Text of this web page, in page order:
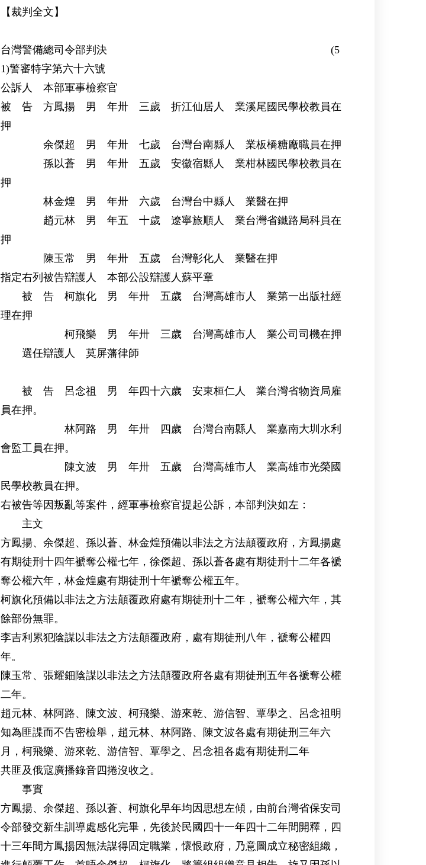
【裁判全文】
台灣警備總司令部判決 (5
1)警審特字第六十六號
公訴人 本部軍事檢察官
被 告 方鳳揚 男 年卅 三歲 折江仙居人 業溪尾國民學校教員在
押
余傑超 男 年卅 七歲 台灣台南縣人 業板橋糖廠職員在押
孫以蒼 男 年卅 五歲 安徽宿縣人 業柑林國民學校教員在
押
林金煌 男 年卅 六歲 台灣台中縣人 業醫在押
趙元林 男 年五 十歲 遼寧旅順人 業台灣省鐵路局科員在
押
陳玉常 男 年卅 五歲 台灣彰化人 業醫在押
指定右列被告辯護人 本部公設辯護人蘇平章
被 告 柯旗化 男 年卅 五歲 台灣高雄市人 業第一出版社經
理在押
柯飛樂 男 年卅 三歲 台灣高雄市人 業公司司機在押
選任辯護人 莫屏藩律師
被 告 呂念祖 男 年四十六歲 安東桓仁人 業台灣省物資局雇
員在押。
林阿路 男 年卅 四歲 台灣台南縣人 業嘉南大圳水利
會監工員在押。
陳文波 男 年卅 五歲 台灣高雄市人 業高雄市光榮國
民學校教員在押。
右被告等因叛亂等案件，經軍事檢察官提起公訴，本部判決如左：
主文
方鳳揚、余傑超、孫以蒼、林金煌預備以非法之方法顛覆政府，方鳳揚處
有期徒刑十四年褫奪公權七年，徐傑超、孫以蒼各處有期徒刑十二年各褫
奪公權六年，林金煌處有期徒刑十年褫奪公權五年。
柯旗化預備以非法之方法顛覆政府處有期徒刑十二年，褫奪公權六年，其
餘部份無罪。
李吉利累犯陰謀以非法之方法顛覆政府，處有期徒刑八年，褫奪公權四
年。
陳玉常、張耀鈿陰謀以非法之方法顛覆政府各處有期徒刑五年各褫奪公權
二年。
趙元林、林阿路、陳文波、柯飛樂、游來乾、游信智、覃學之、呂念祖明
知為匪諜而不告密檢舉，趙元林、林阿路、陳文波各處有期徒刑三年六
月，柯飛樂、游來乾、游信智、覃學之、呂念祖各處有期徒刑二年
共匪及俄寇廣播錄音四捲沒收之。
事實
方鳳揚、余傑超、孫以蒼、柯旗化早年均因思想左傾，由前台灣省保安司
令部發交新生訓導處感化完畢，先後於民國四十一年四十二年間開釋，四
十三年間方鳳揚因無法謀得固定職業，懷恨政府，乃意圖成立秘密組織，